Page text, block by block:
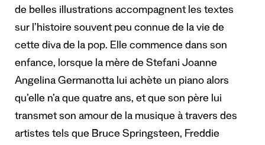
de belles illustrations accompagnent les textes
sur l’histoire souvent peu connue de la vie de
cette diva de la pop. Elle commence dans son
enfance, lorsque la mère de Stefani Joanne
Angelina Germanotta lui achète un piano alors
qu’elle n’a que quatre ans, et que son père lui
transmet son amour de la musique à travers des
artistes tels que Bruce Springsteen, Freddie